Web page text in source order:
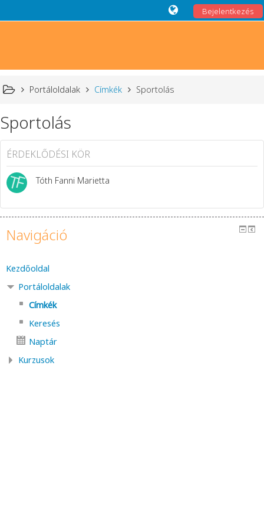
Bejelentkezés
Portáloldalak Címkék Sportolás
Sportolás
ÉRDEKLŐDÉSI KÖR
Tóth Fanni Marietta
Navigáció
Kezdőoldal
Portáloldalak
Címkék
Keresés
Naptár
Kurzusok